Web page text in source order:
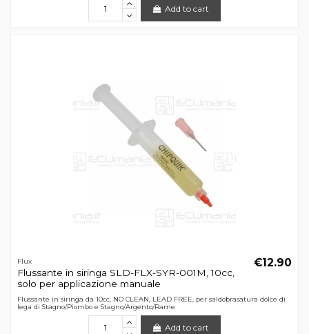
Add to cart
Flux
Flussante in siringa SLD-FLX-SYR-001M, 10cc,
solo per applicazione manuale
€12.90
Flussante in siringa da 10cc, NO CLEAN, LEAD FREE, per saldobrasatura dolce di
lega di Stagno/Piombo e Stagno/Argento/Rame
Add to cart